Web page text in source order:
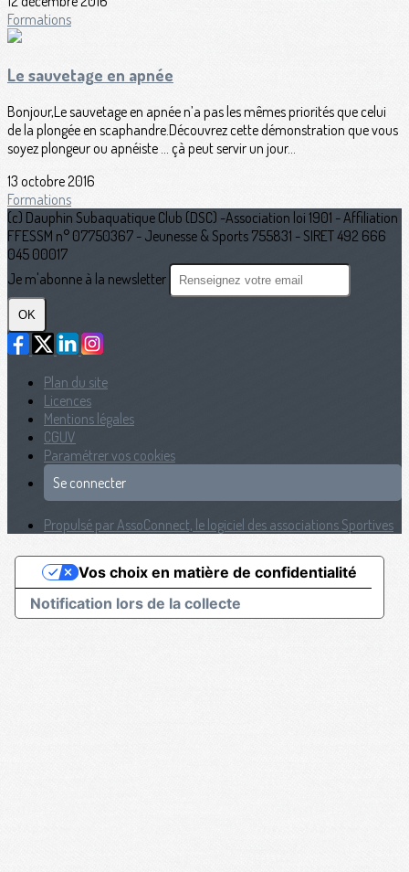
Formations
Le sauvetage en apnée
Bonjour,Le sauvetage en apnée n’a pas les mêmes priorités que celui
de la plongée en scaphandre.Découvrez cette démonstration que vous
soyez plongeur ou apnéiste … çà peut servir un jour...
13 octobre 2016
Formations
(c) Dauphin Subaquatique Club (DSC) -Association loi 1901 - Affiliation
FFESSM n° 07750367 - Jeunesse & Sports 755831 - SIRET 492 666
045 00017
Je m'abonne à la newsletter
OK
Plan du site
Licences
Mentions légales
CGUV
Paramétrer vos cookies
Se connecter
Propulsé par AssoConnect, le logiciel des associations Sportives
Notification lors de la collecte
Vos choix en matière de confidentialité